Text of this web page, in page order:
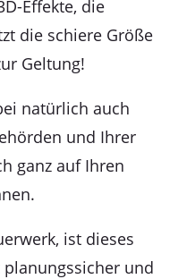
Effekte, die
die schiere Größe
Geltung!
natürlich auch
und Ihrer
ganz auf Ihren
ist dieses
und